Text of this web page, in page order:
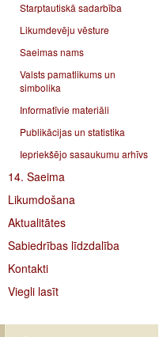
Starptautiskā sadarbība
Likumdevēju vēsture
Saeimas nams
Valsts pamatlikums un
simbolika
Informatīvie materiāli
Publikācijas un statistika
Iepriekšējo sasaukumu arhīvs
14. Saeima
Likumdošana
Aktualitātes
Sabiedrības līdzdalība
Kontakti
Viegli lasīt